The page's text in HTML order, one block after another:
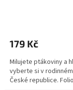
je
z
5
hvězdiček.
179 Kč
Milujete ptákoviny a
vyberte si v
České republice.